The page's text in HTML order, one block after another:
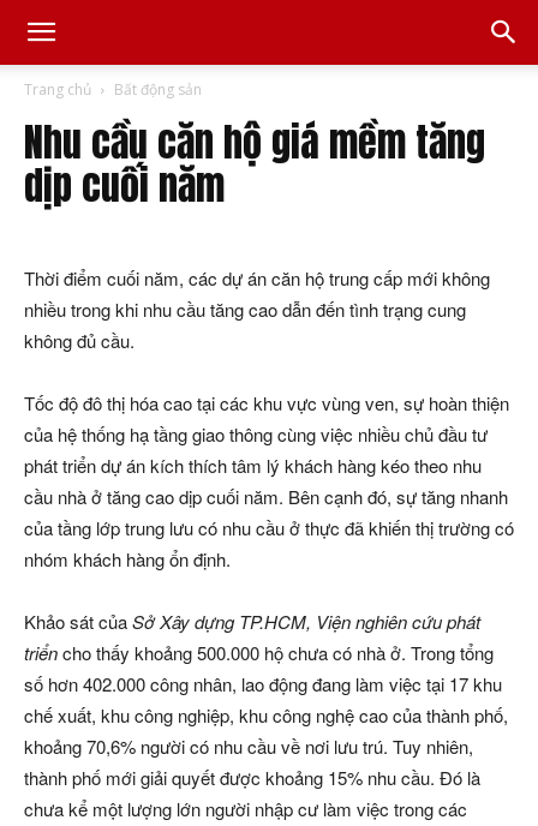
Trang chủ Bất động sản
Nhu cầu căn hộ giá mềm tăng
dịp cuối năm
Thời điểm cuối năm, các dự án căn hộ trung cấp mới không
nhiều trong khi nhu cầu tăng cao dẫn đến tình trạng cung
không đủ cầu.
Tốc độ đô thị hóa cao tại các khu vực vùng ven, sự hoàn thiện
của hệ thống hạ tầng giao thông cùng việc nhiều chủ đầu tư
phát triển dự án kích thích tâm lý khách hàng kéo theo nhu
cầu nhà ở tăng cao dịp cuối năm. Bên cạnh đó, sự tăng nhanh
của tầng lớp trung lưu có nhu cầu ở thực đã khiến thị trường có
nhóm khách hàng ổn định.
Khảo sát củaSở Xây dựng TP.HCM, Viện nghiên cứu phát
triểncho thấy khoảng 500.000 hộ chưa có nhà ở. Trong tổng
số hơn 402.000 công nhân, lao động đang làm việc tại 17 khu
chế xuất, khu công nghiệp, khu công nghệ cao của thành phố,
khoảng 70,6% người có nhu cầu về nơi lưu trú. Tuy nhiên,
thành phố mới giải quyết được khoảng 15% nhu cầu. Đó là
chưa kể một lượng lớn người nhập cư làm việc trong các